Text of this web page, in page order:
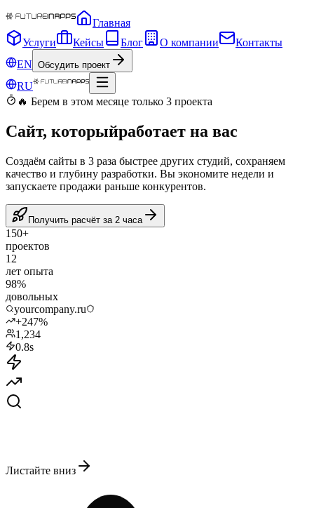
Главная
Услуги
Кейсы Блог О компании
Контакты
EN Обсудить проект
RU
🔥 Берем в этом месяце только 3 проекта
Сайт, которыйработает на вас
Создаём сайты в 3 раза быстрее других студий, сохраняем
качество и глубину разработки. Вы экономите недели и
запускаете продажи раньше конкурентов.
Получить расчёт за 2 часа
150+
проектов
12
лет опыта
98%
довольных
yourcompany.ru
+247%
1,234
0.8s
Листайте вниз